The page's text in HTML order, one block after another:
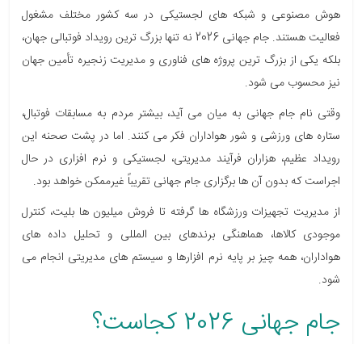
هوش مصنوعی و شبکه های لجستیکی در سه کشور مختلف مشغول
فعالیت هستند. جام جهانی 2026 نه تنها بزرگ ترین رویداد فوتبالی جهان،
بلکه یکی از بزرگ ترین پروژه های فناوری و مدیریت زنجیره تأمین جهان
نیز محسوب می شود.
وقتی نام جام جهانی به میان می آید، بیشتر مردم به مسابقات فوتبال،
ستاره های ورزشی و شور هواداران فکر می کنند. اما در پشت صحنه این
رویداد عظیم، هزاران فرآیند مدیریتی، لجستیکی و نرم افزاری در حال
اجراست که بدون آن ها برگزاری جام جهانی تقریباً غیرممکن خواهد بود.
از مدیریت تجهیزات ورزشگاه ها گرفته تا فروش میلیون ها بلیت، کنترل
موجودی کالاها، هماهنگی برندهای بین المللی و تحلیل داده های
هواداران، همه چیز بر پایه نرم افزارها و سیستم های مدیریتی انجام می
شود.
جام جهانی 2026 کجاست؟